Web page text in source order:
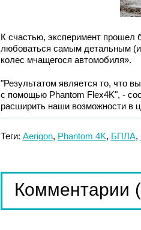
К счастью, эксперимент прошел
любоваться самым детальным
колес мчащегося автомобиля».
"Результатом является то, что
с помощью Phantom Flex4K", -
расширить наши возможности в
Теги: Aerigon, Phantom 4K, БПЛА,
Комментарии